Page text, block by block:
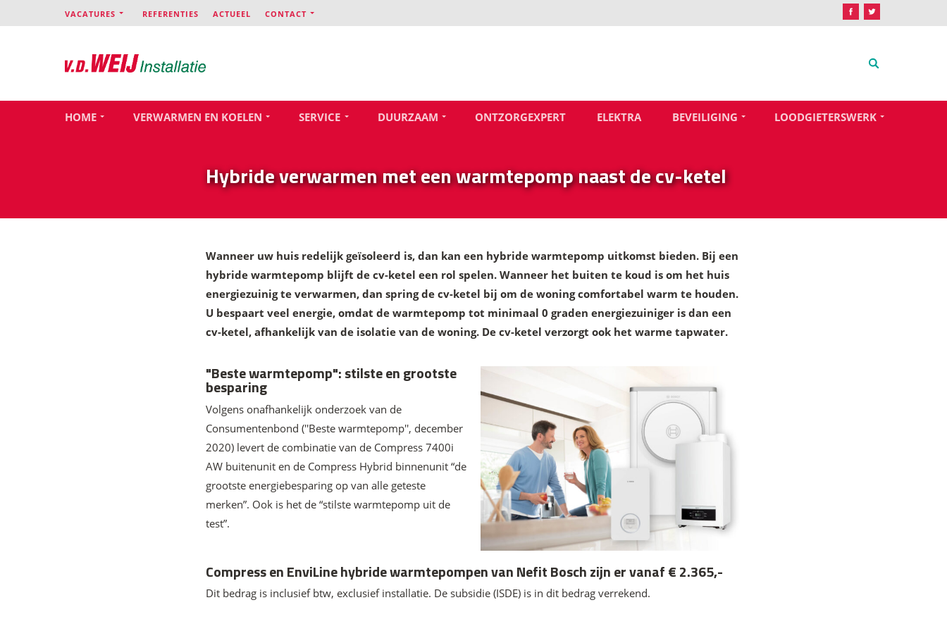
VACATURES REFERENTIES ACTUEEL CONTACT
HOME VERWARMEN EN KOELEN SERVICE DUURZAAM ONTZORGEXPERT ELEKTRA BEVEILIGING LOODGIETERSWERK
Hybride verwarmen met een warmtepomp naast de cv-ketel
Wanneer uw huis redelijk geïsoleerd is, dan kan een hybride warmtepomp uitkomst bieden. Bij een
hybride warmtepomp blijft de cv-ketel een rol spelen. Wanneer het buiten te koud is om het huis
energiezuinig te verwarmen, dan spring de cv-ketel bij om de woning comfortabel warm te houden.
U bespaart veel energie, omdat de warmtepomp tot minimaal 0 graden energiezuiniger is dan een
cv-ketel, afhankelijk van de isolatie van de woning. De cv-ketel verzorgt ook het warme tapwater.
"Beste warmtepomp": stilste en grootste
besparing
Volgens onafhankelijk onderzoek van de
Consumentenbond (''Beste warmtepomp'', december
2020) levert de combinatie van de Compress 7400i
AW buitenunit en de Compress Hybrid binnenunit “de
grootste energiebesparing op van alle geteste
merken”. Ook is het de “stilste warmtepomp uit de
test”.
Compress en EnviLine hybride warmtepompen van Nefit Bosch zijn er vanaf € 2.365,-
Dit bedrag is inclusief btw, exclusief installatie. De subsidie (ISDE) is in dit bedrag verrekend.